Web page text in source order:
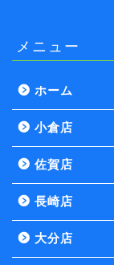
メニュー
ホーム
小倉店
佐賀店
長崎店
大分店